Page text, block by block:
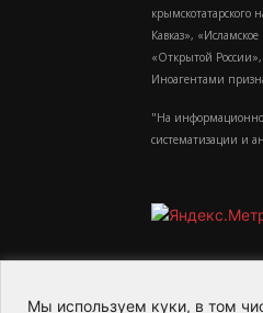
Мы используем куки, в том
Кавказ»,
«Открытой
Иноагентами
"На
систематизации и